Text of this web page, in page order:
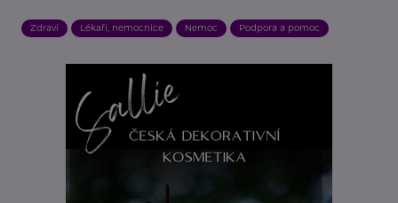
Zdraví Lékaři, nemocnice Nemoc Podpora a pomoc